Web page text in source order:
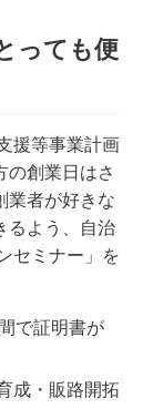
っても便
援等事業計画
の創業日はさ
業者が好きな
るよう、自治
セミナー」を
で証明書が
成・販路開拓